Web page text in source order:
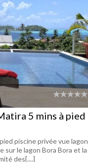
5 mins à pied
piscine privée vue lagon
sur le lagon Bora Bora et la
des[....]